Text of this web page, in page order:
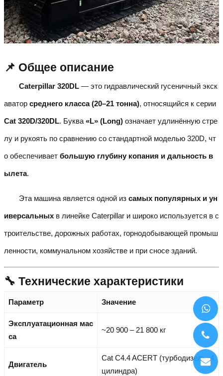
📌 Общее описание
Caterpillar 320DL — это гидравлический гусеничный экск
аватор среднего класса (20–21 тонна), относящийся к серии
Cat 320D/320DL. Буква «L» (Long) означает удлинённую стре
лу и рукоять по сравнению со стандартной моделью 320D, чт
о обеспечивает большую глубину копания и дальность в
ылета.
Эта машина является одной из самых популярных и ун
иверсальных в линейке Caterpillar и широко используется в с
троительстве, дорожных работах, горнодобывающей промыш
ленности, коммунальном хозяйстве и при сносе зданий.
🔧 Технические характеристики
Параметр Значение
Эксплуатационная мас
са
~20 900 – 21 800 кг
Двигатель
Cat C4.4 ACERT (турбодизель, 4
цилиндра)